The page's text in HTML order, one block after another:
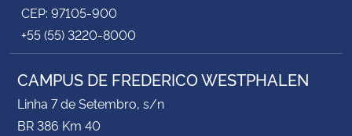
CEP: 97105-900
+55 (55) 3220-8000
CAMPUS DE FREDERICO WESTPHALEN
Linha 7 de Setembro, s/n
BR 386 Km 40